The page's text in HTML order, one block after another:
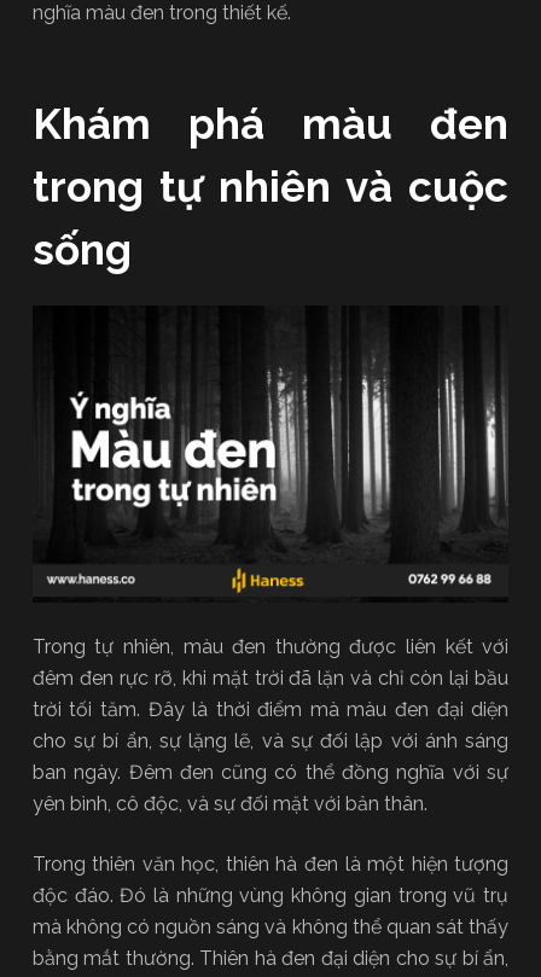
nghĩa màu đen trong thiết kế.
Khám phá màu đen
trong tự nhiên và cuộc
sống
Trong tự nhiên, màu đen thường được liên kết với
đêm đen rực rỡ, khi mặt trời đã lặn và chỉ còn lại bầu
trời tối tăm. Đây là thời điểm mà màu đen đại diện
cho sự bí ẩn, sự lặng lẽ, và sự đối lập với ánh sáng
ban ngày. Đêm đen cũng có thể đồng nghĩa với sự
yên bình, cô độc, và sự đối mặt với bản thân.
Trong thiên văn học, thiên hà đen là một hiện tượng
độc đáo. Đó là những vùng không gian trong vũ trụ
mà không có nguồn sáng và không thể quan sát thấy
bằng mắt thường. Thiên hà đen đại diện cho sự bí ẩn,